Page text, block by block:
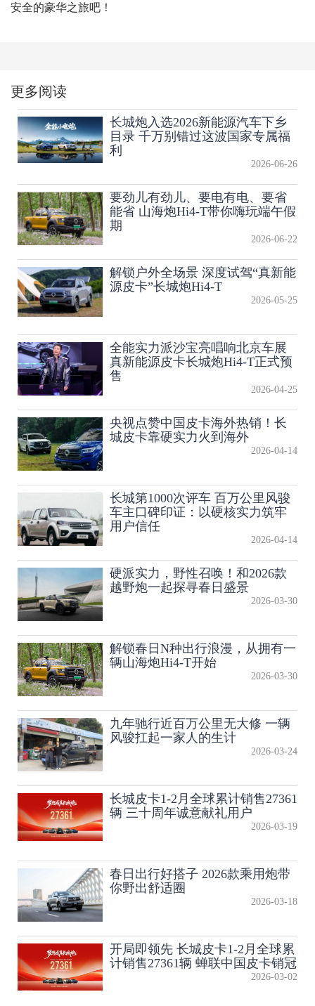
安全的豪华之旅吧！
更多阅读
长城炮入选2026新能源汽车下乡
目录 千万别错过这波国家专属福
利
2026-06-26
要劲儿有劲儿、要电有电、要省
能省 山海炮Hi4-T带你嗨玩端午假
期
2026-06-22
解锁户外全场景 深度试驾“真新能
源皮卡”长城炮Hi4-T
2026-05-25
全能实力派沙宝亮唱响北京车展
真新能源皮卡长城炮Hi4-T正式预
售
2026-04-25
央视点赞中国皮卡海外热销！长
城皮卡靠硬实力火到海外
2026-04-14
长城第1000次评车 百万公里风骏
车主口碑印证：以硬核实力筑牢
用户信任
2026-04-14
硬派实力，野性召唤！和2026款
越野炮一起探寻春日盛景
2026-03-30
解锁春日N种出行浪漫，从拥有一
辆山海炮Hi4-T开始
2026-03-30
九年驰行近百万公里无大修 一辆
风骏扛起一家人的生计
2026-03-24
长城皮卡1-2月全球累计销售27361
辆 三十周年诚意献礼用户
2026-03-19
春日出行好搭子 2026款乘用炮带
你野出舒适圈
2026-03-18
开局即领先 长城皮卡1-2月全球累
计销售27361辆 蝉联中国皮卡销冠
2026-03-02